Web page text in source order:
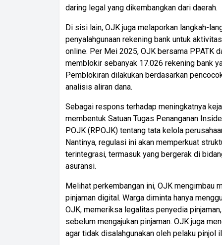
daring legal yang dikembangkan dari daerah.
Di sisi lain, OJK juga melaporkan langkah-
penyalahgunaan rekening bank untuk
online. Per Mei 2025, OJK bersama PPATK
memblokir sebanyak 17.026 rekening bank
Pemblokiran dilakukan berdasarkan
analisis aliran dana.
Sebagai respons terhadap meningkatnya
membentuk Satuan Tugas Penanganan
POJK (RPOJK) tentang tata kelola
Nantinya, regulasi ini akan memperkuat
terintegrasi, termasuk yang bergerak di
asuransi.
Melihat perkembangan ini, OJK mengimbau
pinjaman digital. Warga diminta hanya
OJK, memeriksa legalitas penyedia
sebelum mengajukan pinjaman. OJK juga
agar tidak disalahgunakan oleh pelaku pinjol